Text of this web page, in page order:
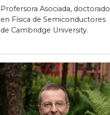
Profersora Asociada, doctorado
en Física de Semiconductores
de Cambridge University.